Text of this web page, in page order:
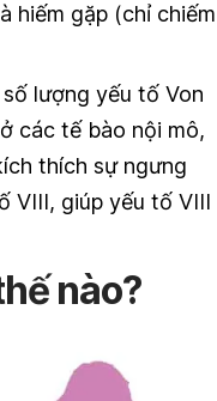
hiếm gặp (chỉ chiếm
lượng yếu tố Von
các tế bào nội mô,
thích sự ngưng
VIII, giúp yếu tố VIII
nào?